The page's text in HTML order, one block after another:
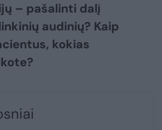
– pašalinti dalį
audinių? Kaip
kokias